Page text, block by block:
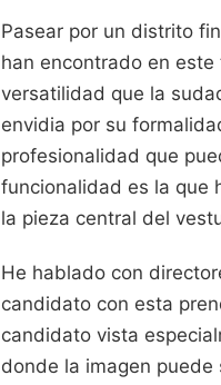
Pasear por un distrito
han encontrado en
versatilidad que la
envidia por su
profesionalidad que
funcionalidad es la que
la pieza central del
He hablado con
candidato con esta
candidato vista
donde la imagen puede